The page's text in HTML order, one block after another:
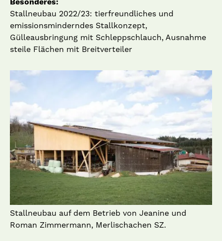
Besonderes:
Stallneubau 2022/23: tierfreundliches und
emissionsminderndes Stallkonzept,
Gülleausbringung mit Schleppschlauch, Ausnahme
steile Flächen mit Breitverteiler
Stallneubau auf dem Betrieb von Jeanine und
Roman Zimmermann, Merlischachen SZ.